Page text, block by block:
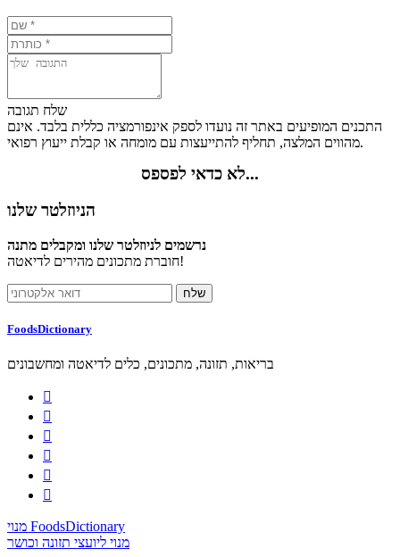
שלח תגובה
התכנים המופיעים באתר זה נועדו לספק אינפורמציה כללית בלבד. אינם
מהווים המלצה, תחליף להתייעצות עם מומחה או קבלת ייעוץ רפואי.
לא כדאי לפספס...
הניוזלטר שלנו
נרשמים לניוזלטר שלנו ומקבלים מתנה
חוברת מתכונים מהירים לדיאטה!
FoodsDictionary
בריאות, תזונה, מתכונים, כלים לדיאטה ומחשבונים






מנוי FoodsDictionary
מנוי ליועצי תזונה וכושר